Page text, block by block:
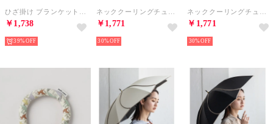
￥1,738
39%
￥1,771
30%
￥1,771
30%